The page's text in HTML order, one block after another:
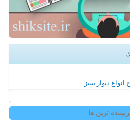
دیوار سبز
ترین ها